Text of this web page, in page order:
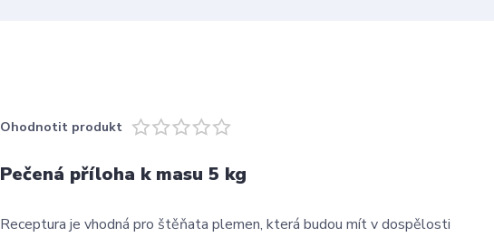
Ohodnotit produkt
Pečená příloha k masu 5 kg
Receptura je vhodná pro štěňata plemen, která budou mít v dospělosti